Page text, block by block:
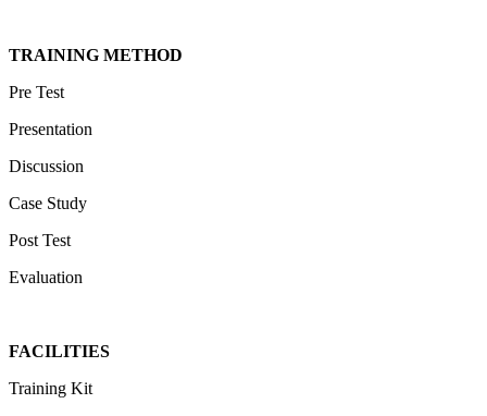
TRAINING METHOD
Pre Test
Presentation
Discussion
Case Study
Post Test
Evaluation
FACILITIES
Training Kit